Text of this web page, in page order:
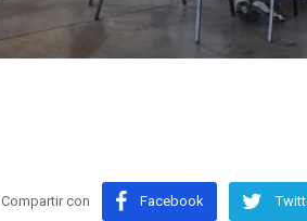
Compartir con Facebook